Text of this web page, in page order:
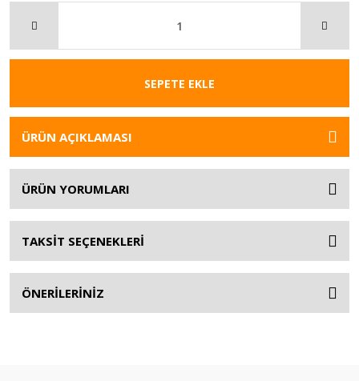
SEPETE EKLE
ÜRÜN AÇIKLAMASI
ÜRÜN YORUMLARI
TAKSİT SEÇENEKLERİ
ÖNERİLERİNİZ